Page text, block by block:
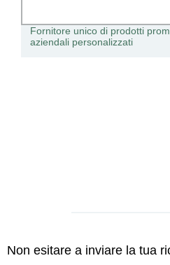
Fornitore unico di prodotti
aziendali personalizzati
Non esitare a inviare la tua